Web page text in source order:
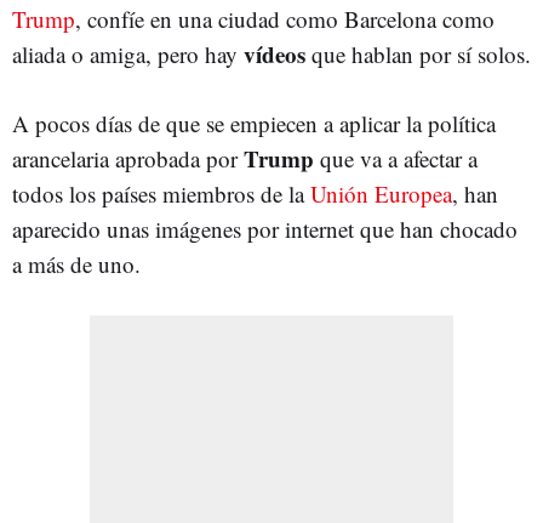
Trump, confíe en una ciudad como Barcelona como
aliada o amiga, pero hay vídeos que hablan por sí solos.
A pocos días de que se empiecen a aplicar la política
arancelaria aprobada porTrump que va a afectar a
todos los países miembros de laUnión Europea, han
aparecido unas imágenes por internet que han chocado
a más de uno.